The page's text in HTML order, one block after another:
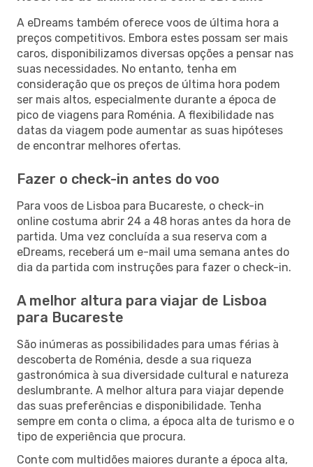
A eDreams também oferece voos de última hora a
preços competitivos. Embora estes possam ser mais
caros, disponibilizamos diversas opções a pensar nas
suas necessidades. No entanto, tenha em
consideração que os preços de última hora podem
ser mais altos, especialmente durante a época de
pico de viagens para Roménia. A flexibilidade nas
datas da viagem pode aumentar as suas hipóteses
de encontrar melhores ofertas.
Fazer o check-in antes do voo
Para voos de Lisboa para Bucareste, o check-in
online costuma abrir 24 a 48 horas antes da hora de
partida. Uma vez concluída a sua reserva com a
eDreams, receberá um e-mail uma semana antes do
dia da partida com instruções para fazer o check-in.
A melhor altura para viajar de Lisboa
para Bucareste
São inúmeras as possibilidades para umas férias à
descoberta de Roménia, desde a sua riqueza
gastronómica à sua diversidade cultural e natureza
deslumbrante. A melhor altura para viajar depende
das suas preferências e disponibilidade. Tenha
sempre em conta o clima, a época alta de turismo e o
tipo de experiência que procura.
Conte com multidões maiores durante a época alta,